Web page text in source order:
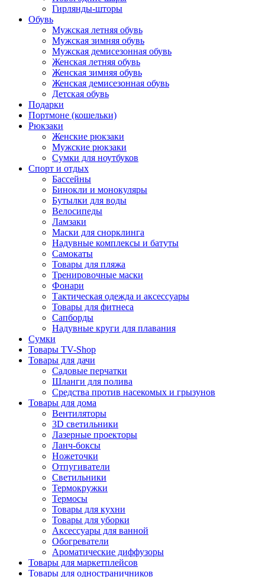
Гирлянды-шторы
Обувь
Мужская летняя обувь
Мужская зимняя обувь
Мужская демисезонная обувь
Женская летняя обувь
Женская зимняя обувь
Женская демисезонная обувь
Детская обувь
Подарки
Портмоне (кошельки)
Рюкзаки
Женские рюкзаки
Мужские рюкзаки
Сумки для ноутбуков
Спорт и отдых
Бассейны
Бинокли и монокуляры
Бутылки для воды
Велосипеды
Ламзаки
Маски для снорклинга
Надувные комплексы и батуты
Самокаты
Товары для пляжа
Тренировочные маски
Фонари
Тактическая одежда и аксессуары
Товары для фитнеса
Сапборды
Надувные круги для плавания
Сумки
Товары TV-Shop
Товары для дачи
Садовые перчатки
Шланги для полива
Средства против насекомых и грызунов
Товары для дома
Вентиляторы
3D светильники
Лазерные проекторы
Ланч-боксы
Ножеточки
Отпугиватели
Светильники
Термокружки
Термосы
Товары для кухни
Товары для уборки
Аксессуары для ванной
Обогреватели
Ароматические диффузоры
Товары для маркетплейсов
Товары для одностраничников